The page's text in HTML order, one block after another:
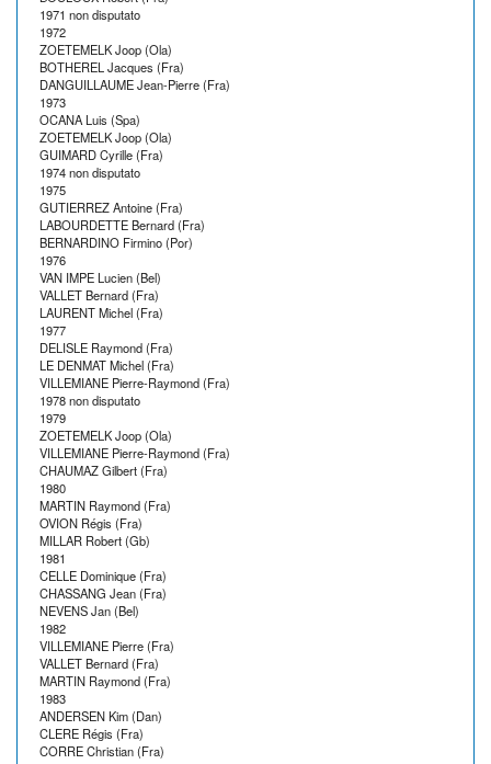
1971 non disputato
1972
ZOETEMELK Joop (Ola)
BOTHEREL Jacques (Fra)
DANGUILLAUME Jean-Pierre (Fra)
1973
OCANA Luis (Spa)
ZOETEMELK Joop (Ola)
GUIMARD Cyrille (Fra)
1974 non disputato
1975
GUTIERREZ Antoine (Fra)
LABOURDETTE Bernard (Fra)
BERNARDINO Firmino (Por)
1976
VAN IMPE Lucien (Bel)
VALLET Bernard (Fra)
LAURENT Michel (Fra)
1977
DELISLE Raymond (Fra)
LE DENMAT Michel (Fra)
VILLEMIANE Pierre-Raymond (Fra)
1978 non disputato
1979
ZOETEMELK Joop (Ola)
VILLEMIANE Pierre-Raymond (Fra)
CHAUMAZ Gilbert (Fra)
1980
MARTIN Raymond (Fra)
OVION Régis (Fra)
MILLAR Robert (Gb)
1981
CELLE Dominique (Fra)
CHASSANG Jean (Fra)
NEVENS Jan (Bel)
1982
VILLEMIANE Pierre (Fra)
VALLET Bernard (Fra)
MARTIN Raymond (Fra)
1983
ANDERSEN Kim (Dan)
CLERE Régis (Fra)
CORRE Christian (Fra)